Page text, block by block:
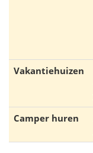
Vakantiehuizen
Camper huren